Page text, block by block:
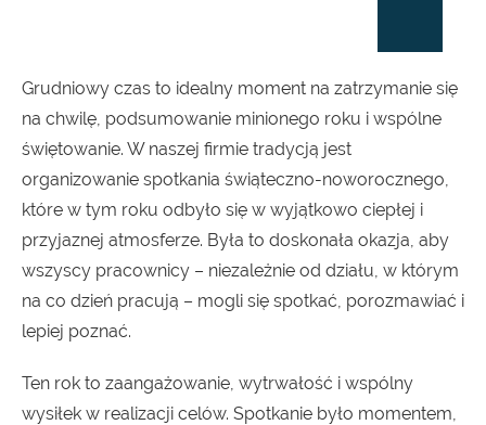
Grudniowy czas to idealny moment na zatrzymanie się
na chwilę, podsumowanie minionego roku i wspólne
świętowanie. W naszej firmie tradycją jest
organizowanie spotkania świąteczno-noworocznego,
które w tym roku odbyło się w wyjątkowo ciepłej i
przyjaznej atmosferze. Była to doskonała okazja, aby
wszyscy pracownicy – niezależnie od działu, w którym
na co dzień pracują – mogli się spotkać, porozmawiać i
lepiej poznać.
Ten rok to zaangażowanie, wytrwałość i wspólny
wysiłek w realizacji celów. Spotkanie było momentem,